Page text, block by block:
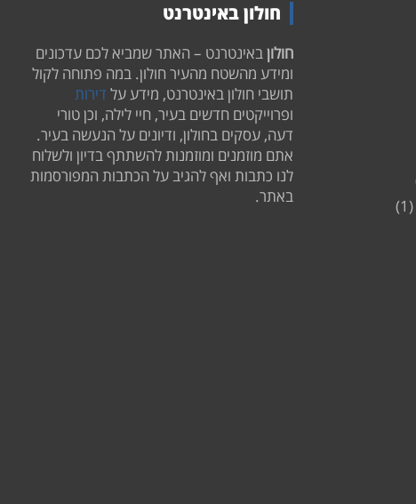
(1)
חולון באינטרנט
חולוןבאינטרנט – האתר שמביא לכם עדכונים
ומידע מהשטח מהעיר חולון. במה פתוחה לקול
תושבי חולון באינטרנט, מידע על דירות
ופרוייקטים חדשים בעיר, חיי לילה, וכן טורי
דעה, עסקים בחולון, ודיונים על הנעשה בעיר.
אתם מוזמנים ומוזמנות להשתתף בדיון ולשלוח
לנו כתבות ואף להגיב על הכתבות המפורסמות
באתר.